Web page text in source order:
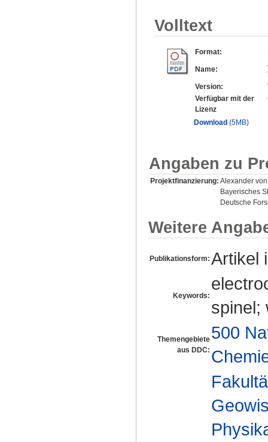
Volltext
Format:
Name:
Version:
Verfügbar mit der
Lizenz
Download (5MB)
Angaben zu
Projektfinanzierung: Alexander
Bayerisches
Deutsche
Weitere
Publikationsform: Artikel
Keywords:
spinel;
Themengebiete
aus DDC:
500